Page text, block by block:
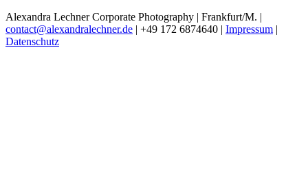
Alexandra Lechner Corporate Photography | Frankfurt/M. |
contact@alexandralechner.de | +49 172 6874640 | Impressum |
Datenschutz